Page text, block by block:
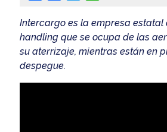
Intercargo es la empresa estatal
handling que se ocupa de las
su aterrizaje, mientras están en
despegue.